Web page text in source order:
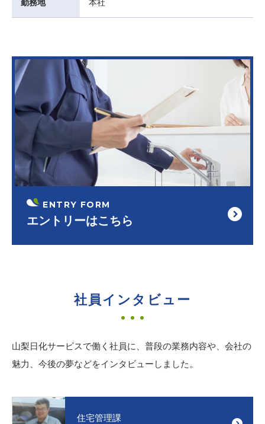
勤務地 本社
ENTRY FORM
エントリーはこちら
社員インタビュー
山梨日化サービスで働く社員に、普段の業務内容や、会社の
魅力、 今後の夢などをインタビューしました。
住宅管理課